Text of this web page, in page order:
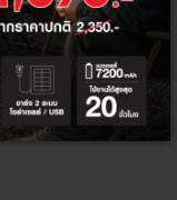
บโค้ดส่วนลด